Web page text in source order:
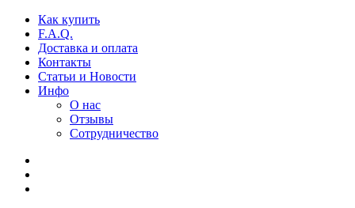
Как купить
F.A.Q.
Доставка и оплата
Контакты
Статьи и Новости
Инфо
О нас
Отзывы
Сотрудничество